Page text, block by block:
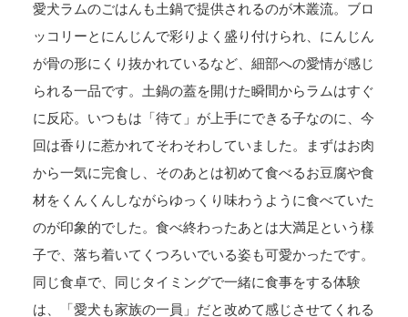
愛犬ラムのごはんも土鍋で提供されるのが木叢流。ブロ
ッコリーとにんじんで彩りよく盛り付けられ、にんじん
が骨の形にくり抜かれているなど、細部への愛情が感じ
られる一品です。土鍋の蓋を開けた瞬間からラムはすぐ
に反応。いつもは「待て」が上手にできる子なのに、今
回は香りに惹かれてそわそわしていました。まずはお肉
から一気に完食し、そのあとは初めて食べるお豆腐や食
材をくんくんしながらゆっくり味わうように食べていた
のが印象的でした。食べ終わったあとは大満足という様
子で、落ち着いてくつろいでいる姿も可愛かったです。
同じ食卓で、同じタイミングで一緒に食事をする体験
は、「愛犬も家族の一員」だと改めて感じさせてくれる